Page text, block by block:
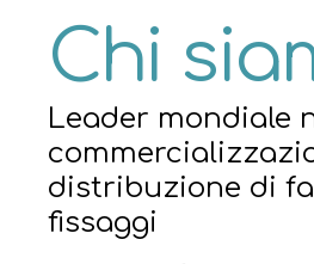
Chi
Leader mondiale
distribuzione di
fissaggi